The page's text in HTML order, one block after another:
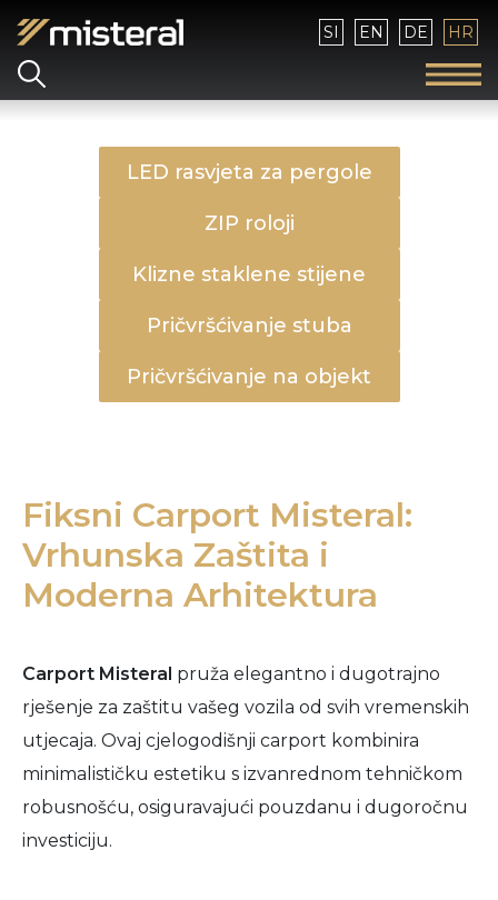
Izaberite vaš jezik
SI EN DE HR
LED rasvjeta za pergole
ZIP roloji
Klizne staklene stijene
Pričvršćivanje stuba
Pričvršćivanje na objekt
Fiksni Carport Misteral:
Vrhunska Zaštita i
Moderna Arhitektura
Carport Misteral pruža elegantno i dugotrajno
rješenje za zaštitu vašeg vozila od svih vremenskih
utjecaja. Ovaj cjelogodišnji carport kombinira
minimalističku estetiku s izvanrednom tehničkom
robusnošću, osiguravajući pouzdanu i dugoročnu
investiciju.